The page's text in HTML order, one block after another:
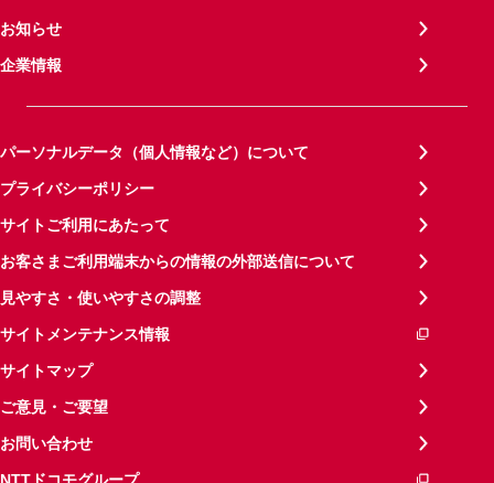
お知らせ
企業情報
パーソナルデータ（個人情報など）について
プライバシーポリシー
サイトご利用にあたって
お客さまご利用端末からの情報の外部送信について
見やすさ・使いやすさの調整
サイトメンテナンス情報
サイトマップ
ご意見・ご要望
お問い合わせ
NTTドコモグループ